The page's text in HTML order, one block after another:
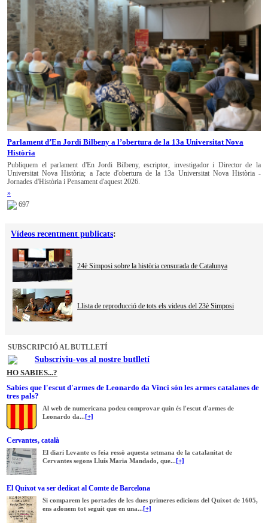
Parlament d’En Jordi Bilbeny a l’obertura de la 13a Universitat Nova
Història
Publiquem el parlament d'En Jordi Bilbeny, escriptor, investigador i Director de la
Universitat Nova Història; a l'acte d'obertura de la 13a Universitat Nova Història -
Jornades d'Història i Pensament d'aquest 2026.
»
697
Vídeos recentment publicats:
24è Simposi sobre la història censurada de Catalunya
Llista de reproducció de tots els videus del 23è Simposi
SUBSCRIPCIÓ AL BUTLLETÍ
Subscriviu-vos al nostre butlletí
HO SABIES...?
Sabies que l'escut d'armes de Leonardo da Vinci són les armes catalanes de
tres pals?
Al web de numericana podeu comprovar quin és l'escut d'armes de
Leonardo da...[+]
Cervantes, català
El diari Levante es feia ressò aquesta setmana de la catalanitat de
Cervantes segons Lluís Maria Mandado, que...[+]
El Quixot va ser dedicat al Comte de Barcelona
Si comparem les portades de les dues primeres edicions del Quixot de 1605,
ens adonem tot seguit que en una...[+]